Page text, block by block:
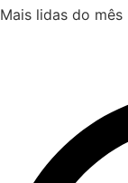
Mais lidas do mês